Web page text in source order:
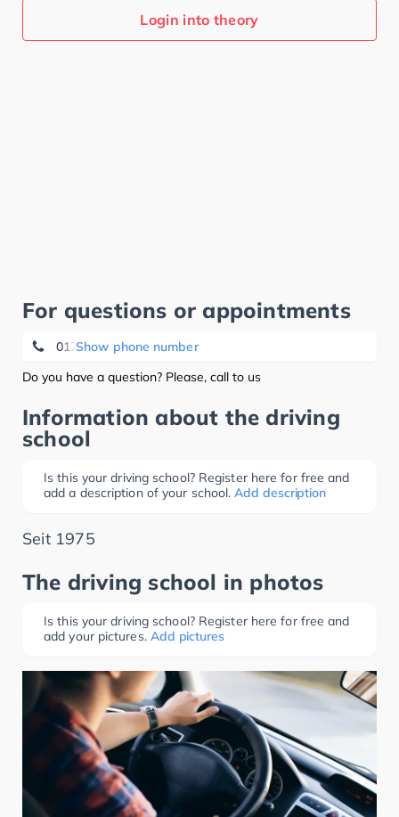
Login into theory
For questions or appointments
Show phone number
0171 6 43 04 76
Do you have a question? Please, call to us
Information about the driving
school
Is this your driving school? Register here for free and
add a description of your school. Add description
Seit 1975
The driving school in photos
Is this your driving school? Register here for free and
add your pictures. Add pictures